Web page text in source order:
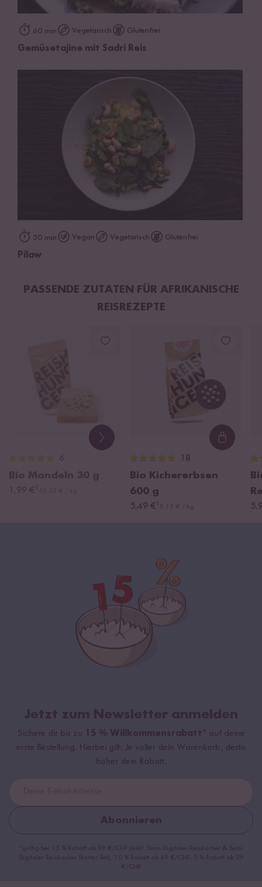
60 min Vegetarisch Glutenfrei
Gemüsetajine mit Sadri Reis
30 min Vegan Vegetarisch Glutenfrei
Pilaw
PASSENDE ZUTATEN FÜR AFRIKANISCHE
REISREZEPTE
18
Bio Kichererbsen
600 g
5,49 € ¹
Jetzt zum Newsletter anmelden
Sichere dir bis zu 15 % Willkommensrabatt* auf deine
erste Bestellung. Hierbei gilt: Je voller dein Warenkorb, desto
höher dein Rabatt.
Abonnieren
*gültig bei 15 % Rabatt ab 99 €/CHF (exkl. Sumi Digitaler Reiskocher & Sumi
Digitaler Reiskocher Starter Set), 10 % Rabatt ab 69 €/CHF, 5 % Rabatt ab 29
€/CHF